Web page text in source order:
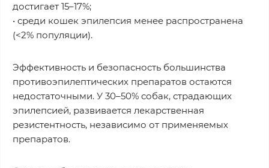
достигает 15–17%;
• среди кошек эпилепсия менее распространена
(<2% популяции).
Эффективность и безопасность большинства
противоэпилептических препаратов остаются
недостаточными. У 30–50% собак, страдающих
эпилепсией, развивается лекарственная
резистентность, независимо от применяемых
препаратов.